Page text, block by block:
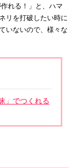
れる！」と、ハマ
リを打破したい時に
いないので、様々な
」でつくれる